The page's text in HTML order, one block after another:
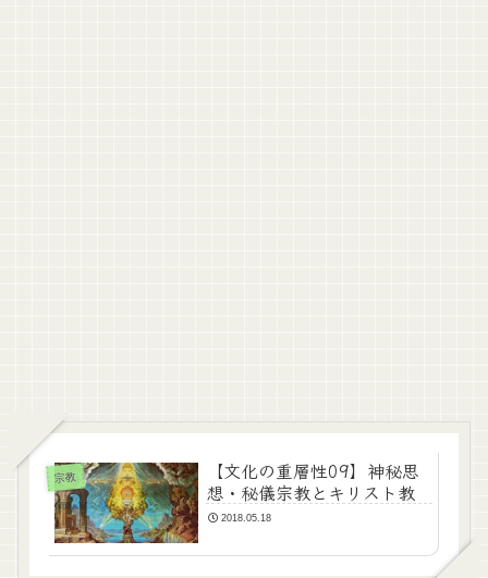
宗教
【文化の重層性09】神秘思
想・秘儀宗教とキリスト教
2018.05.18